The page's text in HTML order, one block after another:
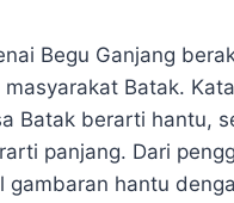
Begu Ganjang
Batak. Kata
Batak berarti hantu,
panjang. Dari
gambaran hantu